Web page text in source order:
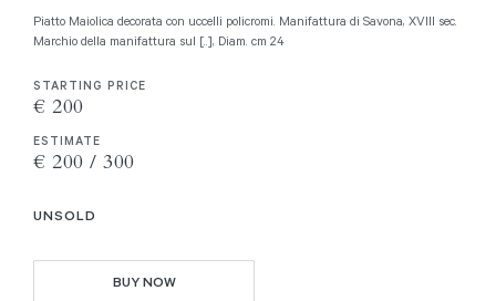
Piatto Maiolica decorata con uccelli policromi. Manifattura di Savona, XVIII sec.
Marchio della manifattura sul [..], Diam. cm 24
STARTING PRICE
€ 200
ESTIMATE
€ 200 / 300
UNSOLD
BUY NOW